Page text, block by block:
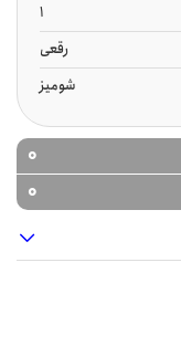
1
رقعی
شومیز
0
0